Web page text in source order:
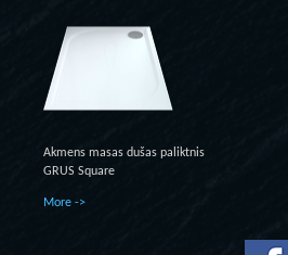
Akmens masas dušas paliktnis
GRUS Square
More ->